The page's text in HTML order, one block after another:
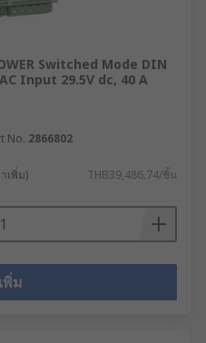
Switched Mode DIN
Input 29.5V dc, 40 A
No. 2866802
เพิ่ม) THB39,486.74/ชิ้น
พิ่ม